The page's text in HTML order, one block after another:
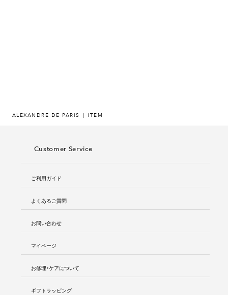
ALEXANDRE DE PARIS ITEM
Customer Service
ご利用ガイド
よくあるご質問
お問い合わせ
マイページ
お修理・ケアについて
ギフトラッピング